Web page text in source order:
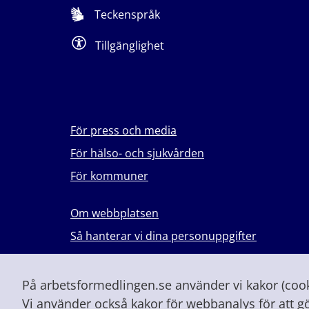
På arbetsformedlingen.se använder vi kakor
Vi använder också kakor för webbanalys för att
Teckenspråk
Tillgänglighet
För press och media
För hälso- och sjukvården
För kommuner
Om webbplatsen
Så hanterar vi dina personuppgifter
Lever du med våld i en nära relation?
Vid höjd beredskap och krig